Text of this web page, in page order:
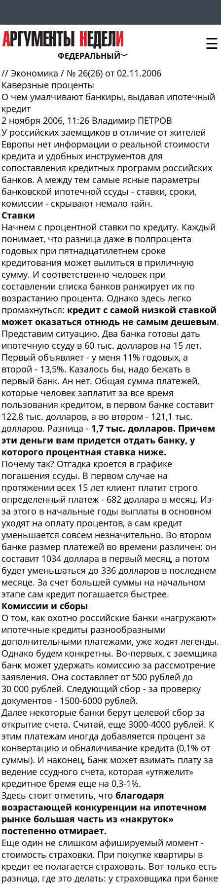
ФЕДЕРАЛЬНЫЙ
☰
// Экономика / № 26(26) от 02.11.2006
Каверзные проценты
О чем умалчивают банкиры, выдавая ипотечный
кредит
2 ноября 2006, 11:26 Владимир ПЕТРОВ
У российских заемщиков в отличие от жителей
Европы нет информации о реальной стоимости
кредита и удобных инструментов для
сопоставления кредитных программ российских
банков. А между тем самые ясные параметры
банковской ипотечной ссуды - ставки, сроки,
комиссии - скрывают немало тайн.
Ставки
Начнем с процентной ставки по кредиту. Каждый
понимает, что разница даже в полпроцента
годовых при пятнадцатилетнем сроке
кредитования может вылиться в приличную
сумму. И соответственно человек при
составлении списка банков ранжирует их по
возрастанию процента. Однако здесь легко
промахнуться: кредит с самой низкой ставкой
может оказаться отнюдь не самым дешевым.
Представим ситуацию. Два банка готовы дать
ипотечную ссуду в 60 тыс. долларов на 15 лет.
Первый объявляет - у меня 11% годовых, а
второй - 13,5%. Казалось бы, надо бежать в
первый банк. Ан нет. Общая сумма платежей,
которые человек заплатит за все время
пользования кредитом, в первом банке составит
122,8 тыс. долларов, а во втором - 121,1 тыс.
долларов. Разница - 1,7 тыс. долларов. Причем
эти деньги вам придется отдать банку, у
которого процентная ставка ниже.
Почему так? Отгадка кроется в графике
погашения ссуды. В первом случае на
протяжении всех 15 лет клиент платит строго
определенный платеж - 682 доллара в месяц. Из-
за этого в начальные годы выплаты в основном
уходят на оплату процентов, а сам кредит
уменьшается совсем незначительно. Во втором
банке размер платежей во времени различен: он
составит 1034 доллара в первый месяц, а потом
будет уменьшаться до 336 долларов в последнем
месяце. За счет большей суммы на начальном
этапе сам кредит погашается быстрее.
Комиссии и сборы
О том, как охотно российские банки «нагружают»
ипотечные кредиты разнообразными
дополнительными платежами, уже ходят легенды.
Однако будем конкретны. Во-первых, с заемщика
банк может удержать комиссию за рассмотрение
заявления. Она составляет от 500 рублей до
30 000 рублей. Следующий сбор - за проверку
документов - 1500-6000 рублей.
Далее некоторые банки берут целевой сбор за
открытие счета. Считай, еще 3000-4000 рублей. К
этим платежам иногда добавляется процент за
конвертацию и обналичивание кредита (0,1% от
суммы). И наконец, банк может взимать плату за
ведение ссудного счета, которая «утяжелит»
кредитное бремя еще на 0,3-1%.
Здесь стоит отметить, что благодаря
возрастающей конкуренции на ипотечном
рынке большая часть из «накруток»
постепенно отмирает.
Еще один не слишком афишируемый момент -
стоимость страховки. При покупке квартиры в
кредит ее полагается страховать. Вот только есть
разница, где это делать: у страховщика при банке